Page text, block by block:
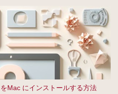
Mac にインストールする方法